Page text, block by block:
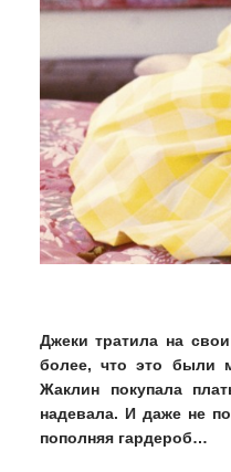
Джеки тратила на
более, что это были
Жаклин покупала
надевала. И даже не
пополняя гардероб…